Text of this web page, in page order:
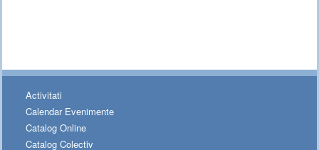
Activitati
Calendar Evenimente
Catalog Online
Catalog Colectiv